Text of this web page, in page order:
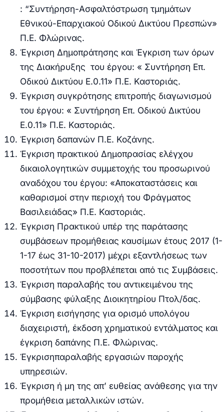
: “Συντήρηση-Ασφαλτόστρωση τμημάτων
Εθνικού-Επαρχιακού Οδικού Δικτύου Πρεσπών»
Π.Ε. Φλώρινας.
Έγκριση Δημοπράτησης και Έγκριση των όρων
της Διακήρυξης του έργου: « Συντήρηση Επ.
Οδικού Δικτύου Ε.0.11» Π.Ε. Καστοριάς.
Έγκριση συγκρότησης επιτροπής διαγωνισμού
του έργου: « Συντήρηση Επ. Οδικού Δικτύου
Ε.0.11» Π.Ε. Καστοριάς.
Έγκριση δαπανών Π.Ε. Κοζάνης.
Έγκριση πρακτικού Δημοπρασίας ελέγχου
δικαιολογητικών συμμετοχής του προσωρινού
αναδόχου του έργου: «Αποκαταστάσεις και
καθαρισμοί στην περιοχή του Φράγματος
Βασιλειάδας» Π.Ε. Καστοριάς.
Έγκριση Πρακτικού υπέρ της παράτασης
συμβάσεων προμήθειας καυσίμων έτους 2017 (1-
1-17 έως 31-10-2017) μέχρι εξαντλήσεως των
ποσοτήτων που προβλέπεται από τις Συμβάσεις.
Έγκριση παραλαβής του αντικειμένου της
σύμβασης φύλαξης Διοικητηρίου Πτολ/δας.
Έγκριση εισήγησης για ορισμό υπολόγου
διαχειριστή, έκδοση χρηματικού εντάλματος και
έγκριση δαπάνης Π.Ε. Φλώρινας.
Έγκρισηπαραλαβής εργασιών παροχής
υπηρεσιών.
Έγκριση ή μη της απ’ ευθείας ανάθεσης για την
προμήθεια μεταλλικών ιστών.